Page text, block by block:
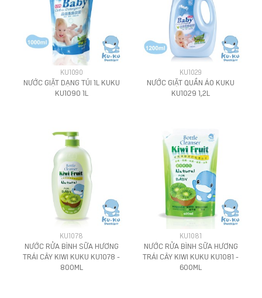
KU1090
NƯỚC GIẶT DẠNG TÚI 1L KUKU
KU1090 1L
KU1029
NƯỚC GIẶT QUẦN ÁO KUKU
KU1029 1,2L
KU1078
NƯỚC RỬA BÌNH SỮA HƯƠNG
TRÁI CÂY KIWI KUKU KU1078 -
800ML
KU1081
NƯỚC RỬA BÌNH SỮA HƯƠNG
TRÁI CÂY KIWI KUKU KU1081 -
600ML